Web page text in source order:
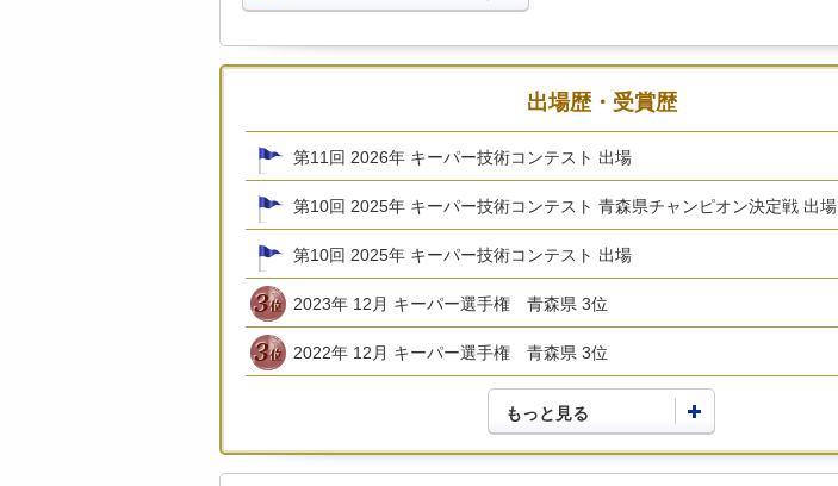
出場歴・受賞歴
第11回 2026年 キーパー技術コンテスト 出場
第10回 2025年 キーパー技術コンテスト 青森県チャンピオン決定戦 出場
第10回 2025年 キーパー技術コンテスト 出場
2023年 12月 キーパー選手権 青森県 3位
2022年 12月 キーパー選手権 青森県 3位
もっと見る